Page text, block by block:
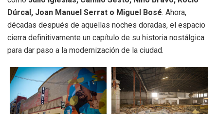
Dúrcal, Joan Manuel Serrat o Miguel Bosé. Ahora,
décadas después de aquellas noches doradas, el espacio
cierra definitivamente un capítulo de su historia nostálgica
para dar paso a la modernización de la ciudad.